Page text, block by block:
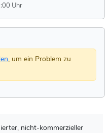
Uhr
, um ein Problem zu
nicht-kommerzieller